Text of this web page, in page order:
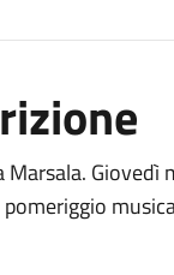
Marsala.
pomeriggio